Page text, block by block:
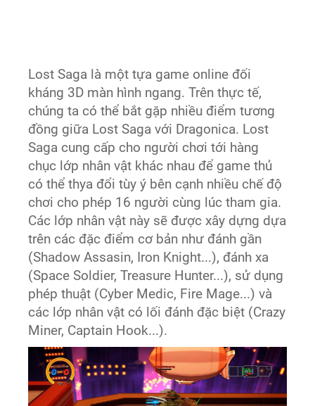
Lost Saga là một tựa game online đối
kháng 3D màn hình ngang. Trên thực tế,
chúng ta có thể bắt gặp nhiều điểm tương
đồng giữa Lost Saga với Dragonica. Lost
Saga cung cấp cho người chơi tới hàng
chục lớp nhân vật khác nhau để game thủ
có thể thya đổi tùy ý bên cạnh nhiều chế độ
chơi cho phép 16 người cùng lúc tham gia.
Các lớp nhân vật này sẽ được xây dựng dựa
trên các đặc điểm cơ bản như đánh gần
(Shadow Assasin, Iron Knight...), đánh xa
(Space Soldier, Treasure Hunter...), sử dụng
phép thuật (Cyber Medic, Fire Mage...) và
các lớp nhân vật có lối đánh đặc biệt (Crazy
Miner, Captain Hook...).